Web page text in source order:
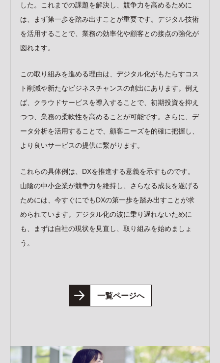
した。これまでの課題を解決し、競争力を高めるために
は、まず第一歩を踏み出すことが重要です。デジタル技術
を活用することで、業務の効率化や顧客との接点の強化が
図れます。
この取り組みを進める理由は、デジタル化がもたらすコス
ト削減や新たなビジネスチャンスの創出にあります。例え
ば、クラウドサービスを導入することで、初期投資を抑え
つつ、業務の柔軟性を高めることが可能です。さらに、デ
ータ分析を活用することで、顧客ニーズを的確に把握し、
より良いサービスの提供に繋がります。
これらの具体例は、DXを推進する意義を示すものです。
山陰の中小企業が競争力を維持し、さらなる成長を遂げる
ためには、今すぐにでもDXの第一歩を踏み出すことが求
められています。デジタル化の波に乗り遅れないために
も、まずは自社の現状を見直し、取り組みを始めましょ
う。
一覧ページへ